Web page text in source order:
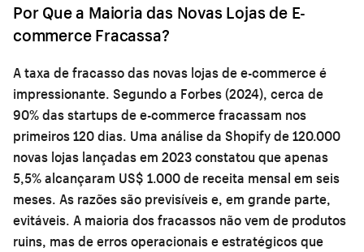
Por Que a Maioria das Novas Lojas de E-
commerce Fracassa?
A taxa de fracasso das novas lojas de e-commerce é
impressionante. Segundo a Forbes (2024), cerca de
90% das startups de e-commerce fracassam nos
primeiros 120 dias. Uma análise da Shopify de 120.000
novas lojas lançadas em 2023 constatou que apenas
5,5% alcançaram US$ 1.000 de receita mensal em seis
meses. As razões são previsíveis e, em grande parte,
evitáveis. A maioria dos fracassos não vem de produtos
ruins, mas de erros operacionais e estratégicos que